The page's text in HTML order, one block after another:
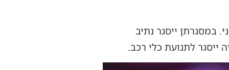
במסגרתן ייסגר נתיב
ייסגר לתנועת כלי רכב.